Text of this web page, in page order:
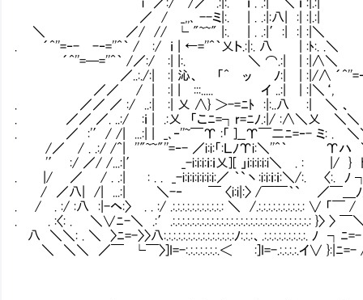
／ / _,,､ --ミ|:. | . .:|:八| :| :|.:|
＼ ／/ // └ "~~" |:. | . .:|′:| :| :|＼
. ´^''=‐- -‐=''^｀ / :/ ｉ | ←=''^｀乂ト.:|:. 八 | :ﾄ:. .＼
´^''=─=''^｀ /／:/ :| |:. ＼ ⌒.:| | :|∧＼ ＿_／
／..:./:| :| 沁、 「^ ッ ﾉ:| | :|/∧ ´^''=‐
／／ / | :| | :::..... イ ..:| | :|＼‘, ツッ
. ／／ ／ :/ ..:| :| 乂 ∧} ＞-=ﾆﾄ :|:..八 :| ＼ 、
. ／／ ／. ..:/ :ｉ | .:乂 「こﾆ=┐r=ﾆﾉ.:|/ :∧＼乂 ＼
. ／ :'′/ /| ...:| | _､‐''~￣Υ :「 ]__Υ￣二ﾆ=‐- ミ: . ＼
/／ / . .:/ /^| ''"~~"''=‐- ／i:i:「:ＬﾉΥi:＼''^｀ Υハ
'′ :/ ／/ /...:|′ _-i:i:i:ｉ:ｉ乂][ 」i:i:i:i:i＼ . : |/ } ﾄ:
. |/ ／ / . .:| : . . _-i:i:i:i:i:i:i:／ ｀`丶:i:i:ｉ:ｉ:＼/:.
/ ／八| /| ...:| ＼-‐ ￣ 〈i:i|:〉 /￣￣｀` ／￣＿ﾉ
. / . :/ :八 :|-ヘ:〉 . . :/ .:.:.:.:.:.:.:.:.:.:.: ＼ /
. . :〈: . ＼∨ﾆ-＼ .:′.:.:.:.:.:.:.:.:.:.:.:.:.:.:.:.:.:.:.:.:.:.:.:.:.:.:.:.:.: }〉
八 ＼＼: . ＼ 〉ﾆ=-〉〉八:.:.:.:.:.:.:.:.:.:.:.:.:.:.:ﾉ:.:.:、.:.:.:.:.:.:.:.:.:. ﾉ ┐ﾆ
＼ ＼＼ ／￣ └￣〉]I=-:.:.:.:.:.:.:.＜ :]I=-.:.:.:.:.イ∨ }:|ﾆ